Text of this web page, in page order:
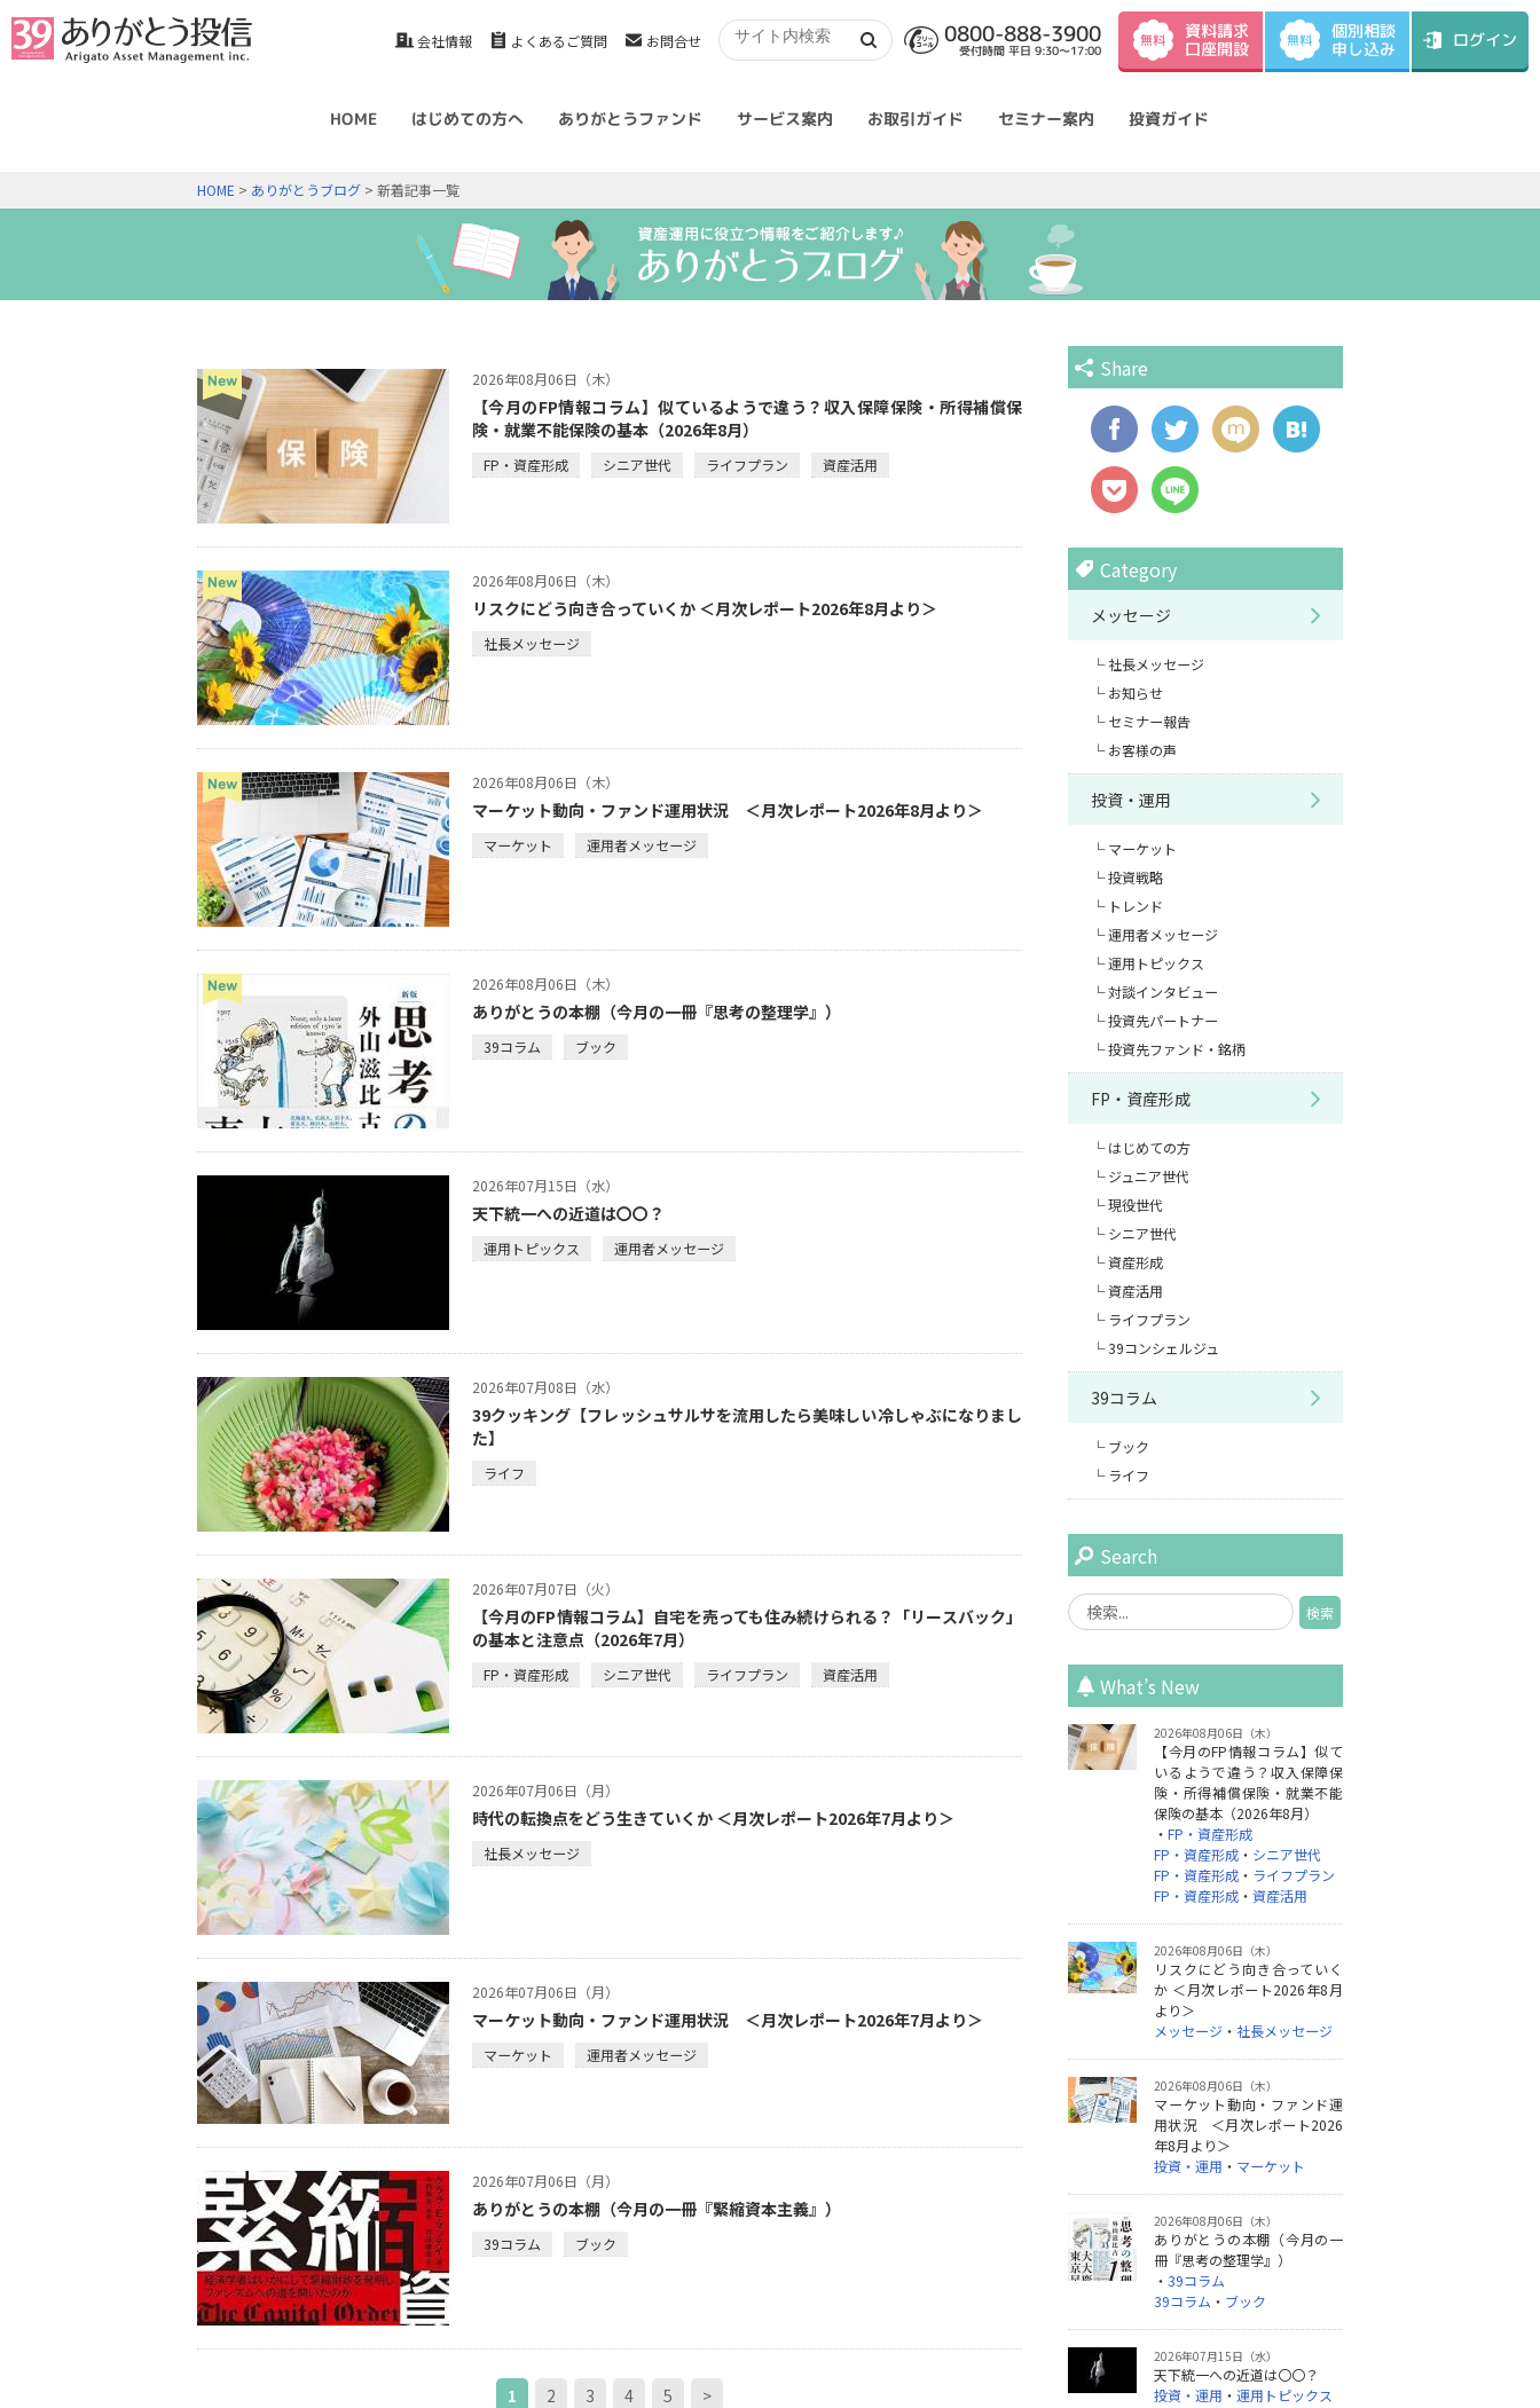
会社情報 よくあるご質問 お問合せ 0800-888-3900
受付時間 平日 9:30～17:00
無料 資料請求
口座開設 無料 個別相談
申し込み ログイン
HOME はじめての方へ ありがとうファンド サービス案内 お取引ガイド セミナー案内 投資ガイド
HOME > ありがとうブログ > 新着記事一覧
2026年08月06日（木）
【今月のFP情報コラム】似ているようで違う？収入保障保険・所得補償保
険・就業不能保険の基本（2026年8月）
FP・資産形成 シニア世代 ライフプラン 資産活用
2026年08月06日（木）
リスクにどう向き合っていくか ＜月次レポート2026年8月より＞
社長メッセージ
2026年08月06日（木）
マーケット動向・ファンド運用状況 ＜月次レポート2026年8月より＞
マーケット 運用者メッセージ
2026年08月06日（木）
ありがとうの本棚（今月の一冊『思考の整理学』）
39コラム ブック
2026年07月15日（水）
天下統一への近道は〇〇？
運用トピックス 運用者メッセージ
2026年07月08日（水）
39クッキング【フレッシュサルサを流用したら美味しい冷しゃぶになりまし
た】
ライフ
2026年07月07日（火）
【今月のFP情報コラム】自宅を売っても住み続けられる？「リースバック」
の基本と注意点（2026年7月）
FP・資産形成 シニア世代 ライフプラン 資産活用
2026年07月06日（月）
時代の転換点をどう生きていくか ＜月次レポート2026年7月より＞
社長メッセージ
2026年07月06日（月）
マーケット動向・ファンド運用状況 ＜月次レポート2026年7月より＞
マーケット 運用者メッセージ
2026年07月06日（月）
ありがとうの本棚（今月の一冊『緊縮資本主義』）
39コラム ブック
1 2 3 4 5 >
Share
Category
メッセージ
社長メッセージ
お知らせ
セミナー報告
お客様の声
投資・運用
マーケット
投資戦略
トレンド
運用者メッセージ
運用トピックス
対談インタビュー
投資先パートナー
投資先ファンド・銘柄
FP・資産形成
はじめての方
ジュニア世代
現役世代
シニア世代
資産形成
資産活用
ライフプラン
39コンシェルジュ
39コラム
ブック
ライフ
Search
What’s New
2026年08月06日（木）
【今月のFP情報コラム】似て
いるようで違う？収入保障保
険・所得補償保険・就業不能
保険の基本（2026年8月）
・ FP・資産形成
FP・資産形成 ・ シニア世代
FP・資産形成 ・ ライフプラン
FP・資産形成 ・ 資産活用
2026年08月06日（木）
リスクにどう向き合っていく
か ＜月次レポート2026年8月
より＞
メッセージ ・ 社長メッセージ
2026年08月06日（木）
マーケット動向・ファンド運
用状況 ＜月次レポート2026
年8月より＞
投資・運用 ・ マーケット
2026年08月06日（木）
ありがとうの本棚（今月の一
冊『思考の整理学』）
・ 39コラム
39コラム ・ ブック
2026年07月15日（水）
天下統一への近道は〇〇？
投資・運用 ・ 運用トピックス